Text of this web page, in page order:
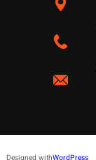
Designed withWordPress